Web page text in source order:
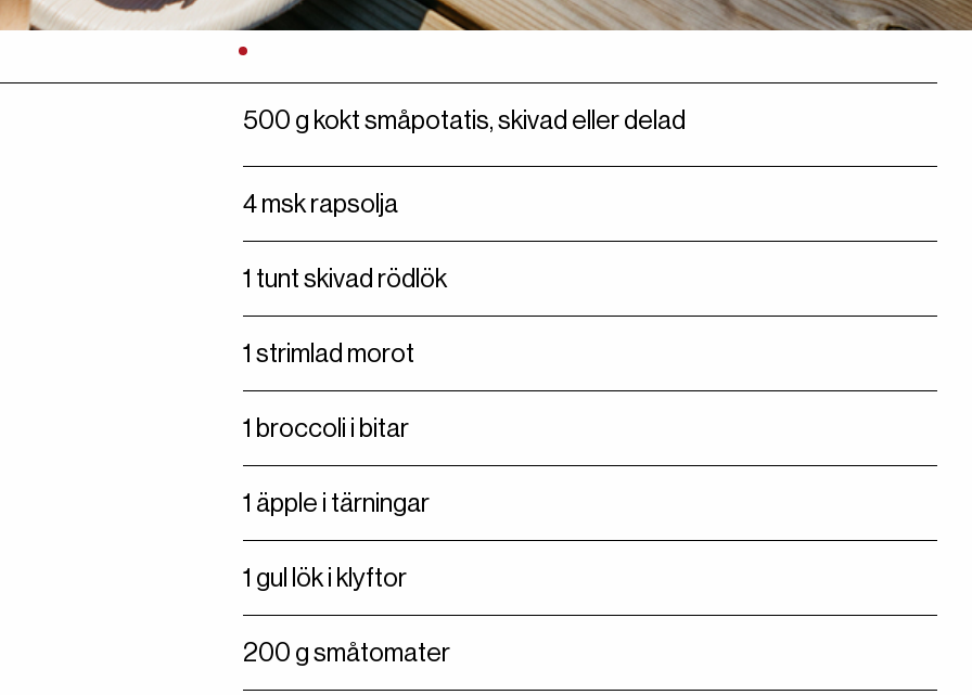
500 g kokt småpotatis, skivad eller delad
4 msk rapsolja
1 tunt skivad rödlök
1 strimlad morot
1 broccoli i bitar
1 äpple i tärningar
1 gul lök i klyftor
200 g småtomater